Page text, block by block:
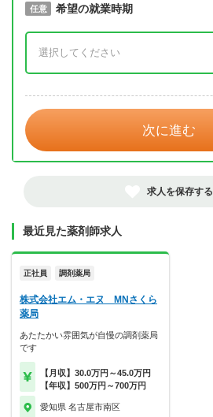
必須 取得予定年
任意 希望の就業時期
次に進む
求人を保存する
最近見た薬剤師求人
正社員 調剤薬局
株式会社エム・エヌ MNさくら
薬局
あたたかい雰囲気が自慢の調剤薬局
です
【月収】30.0万円～45.0万円
【年収】500万円～700万円
愛知県 名古屋市南区